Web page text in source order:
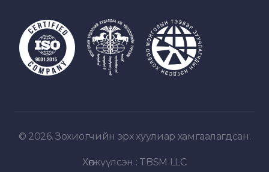
© 2026. Зохиогчийн эрх хуулиар хамгаалагдсан.
Хөгжүүлсэн : TBSM LLC